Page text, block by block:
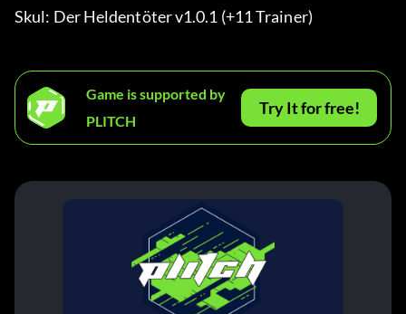
Skul: Der Heldentöter v1.0.1 (+11 Trainer)
Game is supported by
PLITCH
Try It for free!